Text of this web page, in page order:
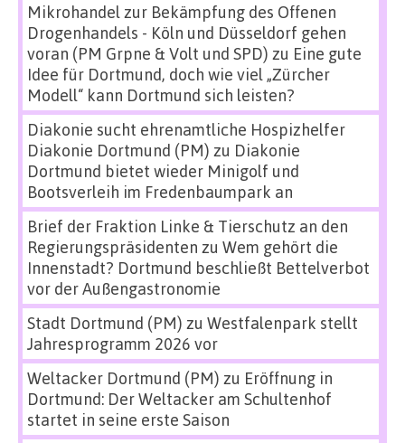
Mikrohandel zur Bekämpfung des Offenen
Drogenhandels - Köln und Düsseldorf gehen
voran (PM Grpne & Volt und SPD) zu Eine gute
Idee für Dortmund, doch wie viel „Zürcher
Modell“ kann Dortmund sich leisten?
Diakonie sucht ehrenamtliche Hospizhelfer
Diakonie Dortmund (PM) zu Diakonie
Dortmund bietet wieder Minigolf und
Bootsverleih im Fredenbaumpark an
Brief der Fraktion Linke & Tierschutz an den
Regierungspräsidenten zu Wem gehört die
Innenstadt? Dortmund beschließt Bettelverbot
vor der Außengastronomie
Stadt Dortmund (PM) zu Westfalenpark stellt
Jahresprogramm 2026 vor
Weltacker Dortmund (PM) zu Eröffnung in
Dortmund: Der Weltacker am Schultenhof
startet in seine erste Saison